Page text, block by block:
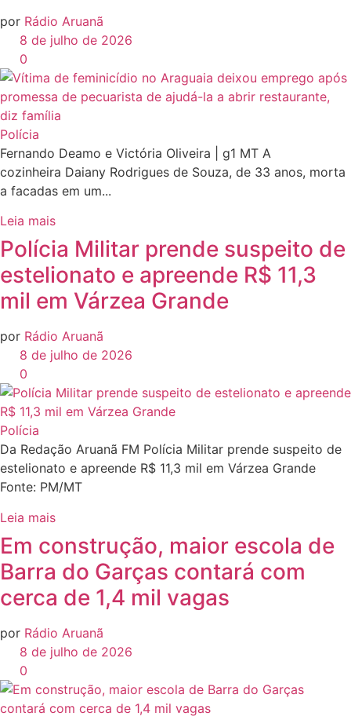
por Rádio Aruanã
8 de julho de 2026
0
Polícia
Fernando Deamo e Victória Oliveira | g1 MT A
cozinheira Daiany Rodrigues de Souza, de 33 anos, morta
a facadas em um...
Leia mais
Polícia Militar prende suspeito de
estelionato e apreende R$ 11,3
mil em Várzea Grande
por Rádio Aruanã
8 de julho de 2026
0
Polícia
Da Redação Aruanã FM Polícia Militar prende suspeito de
estelionato e apreende R$ 11,3 mil em Várzea Grande
Fonte: PM/MT
Leia mais
Em construção, maior escola de
Barra do Garças contará com
cerca de 1,4 mil vagas
por Rádio Aruanã
8 de julho de 2026
0